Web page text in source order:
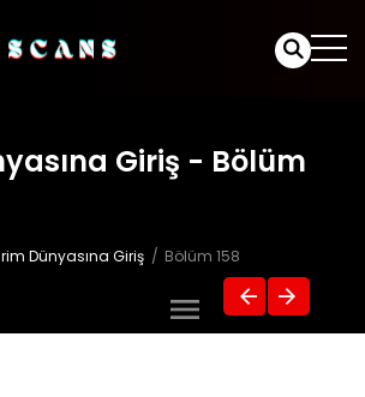
Giriş - Bölüm
Dünyasına Giriş Bölüm 158